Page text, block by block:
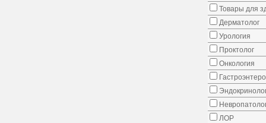
Товары для
Дерматолог
Урология
Проктолог
Онкология
ЛОР